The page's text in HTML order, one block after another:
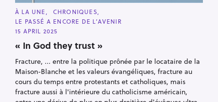
C
A
T
E
G
O
R
E
S
À LA UNE
CHRONIQUES
LE PASSÉ A ENCORE DE L’AVENIR
15 APRIL 2025
« In God they trust »
Fracture, ... entre la politique prônée par le locataire de la
Maison-Blanche et les valeurs évangéliques, fracture au
cours du temps entre protestants et catholiques, mais
fracture aussi à l'intérieure du catholicisme américain,